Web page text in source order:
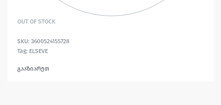
OUT OF STOCK
3600524155728
Tag: ELSEVE
გააზიარეთ